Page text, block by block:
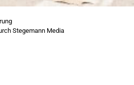
Stegemann Media